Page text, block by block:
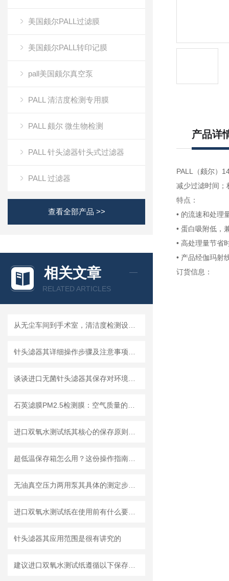
美国颇尔PALL过滤膜
美国颇尔PALL转印记膜
pall美国颇尔真空泵
PALL 清洁度检测专用膜
PALL 颇尔 微生物检测
PALL 针头滤器针头式过滤器
PALL 过滤器
查看全部产品 >>
相关文章
RELATED ARTICLES
针头滤器其应用范围是很有讲究的
产品详
PALL（颇尔）
减少过滤时间；
特点：
• 的流速和处理
• 蛋白吸附低，
• 高处理量节省
• 产品经伽玛射
订货信息：